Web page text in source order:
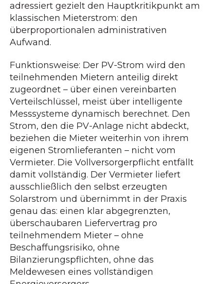
adressiert gezielt den Hauptkritikpunkt am
klassischen Mieterstrom: den
überproportionalen administrativen
Aufwand.
Funktionsweise: Der PV-Strom wird den
teilnehmenden Mietern anteilig direkt
zugeordnet – über einen vereinbarten
Verteilschlüssel, meist über intelligente
Messsysteme dynamisch berechnet. Den
Strom, den die PV-Anlage nicht abdeckt,
beziehen die Mieter weiterhin von ihrem
eigenen Stromlieferanten – nicht vom
Vermieter. Die Vollversorgerpflicht entfällt
damit vollständig. Der Vermieter liefert
ausschließlich den selbst erzeugten
Solarstrom und übernimmt in der Praxis
genau das: einen klar abgegrenzten,
überschaubaren Liefervertrag pro
teilnehmendem Mieter – ohne
Beschaffungsrisiko, ohne
Bilanzierungspflichten, ohne das
Meldewesen eines vollständigen